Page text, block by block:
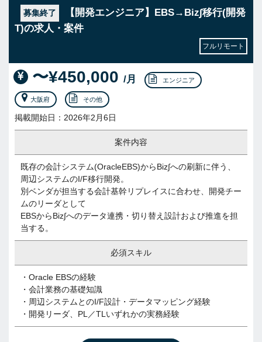
募集終了
【開発エンジニア】EBS→Biz∫移行(開発
T)の求人・案件
フルリモート
〜¥450,000 /月 エンジニア
大阪府 その他
掲載開始日：2026年2月6日
案件内容
既存の会計システム(OracleEBS)からBiz∫への刷新に伴う、
周辺システムのI/F移行開発。
別ベンダが担当する会計基幹リプレイスに合わせ、開発チー
ムのリーダとして
EBSからBiz∫へのデータ連携・切り替え設計および推進を担
当する。
必須スキル
・Oracle EBSの経験
・会計業務の基礎知識
・周辺システムとのI/F設計・データマッピング経験
・開発リーダ、PL／TLいずれかの実務経験